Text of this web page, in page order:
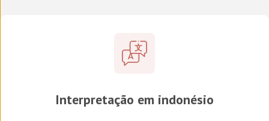
Interpretação em indonésio